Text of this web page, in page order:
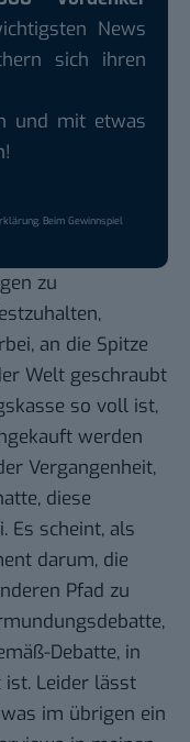
News
sich ihren
und mit etwas
. Beim Gewinnspiel
zu
an die Spitze
Welt geschraubt
so voll ist,
werden
Vergangenheit,
diese
Es scheint, als
darum, die
Pfad zu
-Debatte, in
Leider lässt
im übrigen ein